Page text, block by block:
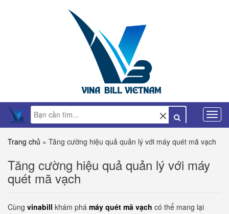
Trang chủ » Tăng cường hiệu quả quản lý với máy quét mã vạch
Tăng cường hiệu quả quản lý với máy
quét mã vạch
Cùng vinabill khám phá máy quét mã vạch có thể mang lại